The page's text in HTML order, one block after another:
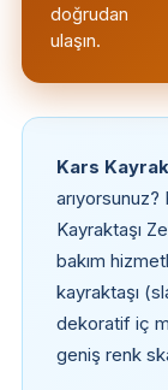
doğrudan
ulaşın.
Kars
Kayraktaşı
bakım
kayraktaşı
dekoratif iç
geniş renk